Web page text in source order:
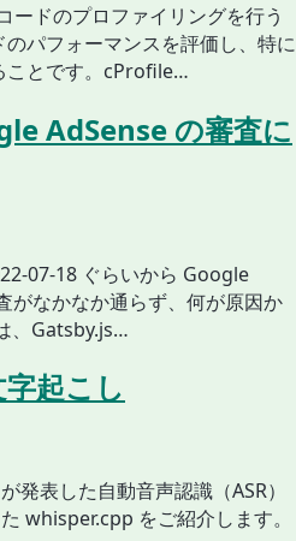
ドのプロファイリングを行う
パフォーマンスを評価し、特に
ことです。cProfile…
AdSense の審査に
07-18 ぐらいから Google
がなかなか通らず、何が原因か
、Gatsby.js…
起こし
表した自動音声認識（ASR）
whisper.cpp をご紹介します。